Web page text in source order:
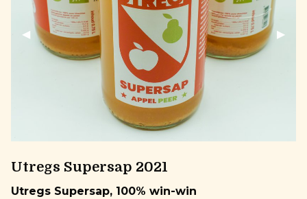
Previous Slide
◀︎ Next
▶︎
Utregs Supersap 2021
Utregs Supersap, 100% win-win